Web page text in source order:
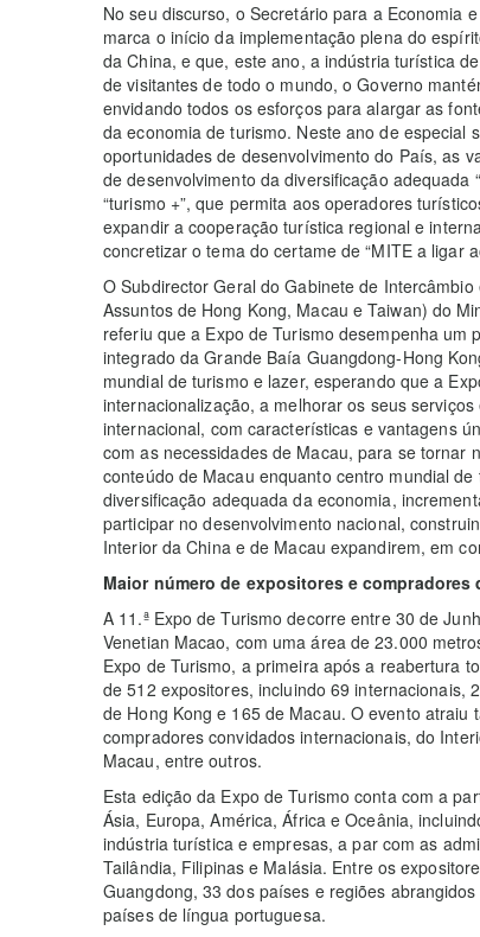
No seu discurso, o Secretário para a Economia
marca o início da implementação plena do
da China, e que, este ano, a indústria turística
de visitantes de todo o mundo, o Governo
envidando todos os esforços para alargar as
da economia de turismo. Neste ano de especial
oportunidades de desenvolvimento do País, as
de desenvolvimento da diversificação adequada
“turismo +”, que permita aos operadores
expandir a cooperação turística regional e
concretizar o tema do certame de “MITE a ligar
O Subdirector Geral do Gabinete de
Assuntos de Hong Kong, Macau e Taiwan) do
referiu que a Expo de Turismo desempenha
integrado da Grande Baía Guangdong-Hong
mundial de turismo e lazer, esperando que a
internacionalização, a melhorar os seus
internacional, com características e vantagens
com as necessidades de Macau, para se tornar
conteúdo de Macau enquanto centro mundial
diversificação adequada da economia,
participar no desenvolvimento nacional,
Interior da China e de Macau expandirem, em
Maior número de expositores e compradores
A 11.ª Expo de Turismo decorre entre 30 de
Venetian Macao, com uma área de 23.000
Expo de Turismo, a primeira após a reabertura
de 512 expositores, incluindo 69 internacionais,
de Hong Kong e 165 de Macau. O evento
compradores convidados internacionais, do
Macau, entre outros.
Esta edição da Expo de Turismo conta com a
Ásia, Europa, América, África e Oceânia,
indústria turística e empresas, a par com as
Tailândia, Filipinas e Malásia. Entre os
Guangdong, 33 dos países e regiões
países de língua portuguesa.